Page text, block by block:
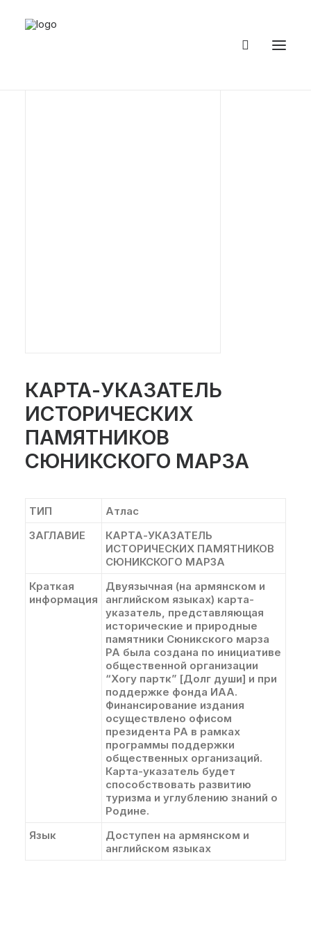
КАРТА-УКАЗАТЕЛЬ
ИСТОРИЧЕСКИХ
ПАМЯТНИКОВ
СЮНИКСКОГО МАРЗА
ТИП
Атлас
ЗАГЛАВИЕ
КАРТА-УКАЗАТЕЛЬ
ИСТОРИЧЕСКИХ ПАМЯТНИКОВ
СЮНИКСКОГО МАРЗА
Краткая
информация
Двуязычная (на армянском и
английском языках) карта-
указатель, представляющая
исторические и природные
памятники Сюникского марза
РА была создана по инициативе
общественной организации
“Хогу партк” [Долг души] и при
поддержке фонда ИAA.
Финансирование издания
осуществлено офисом
президента РА в рамках
программы поддержки
общественных организаций.
Карта-указатель будет
способствовать развитию
туризма и углублению знаний о
Родине.
Язык
Доступен на армянском и
английском языках